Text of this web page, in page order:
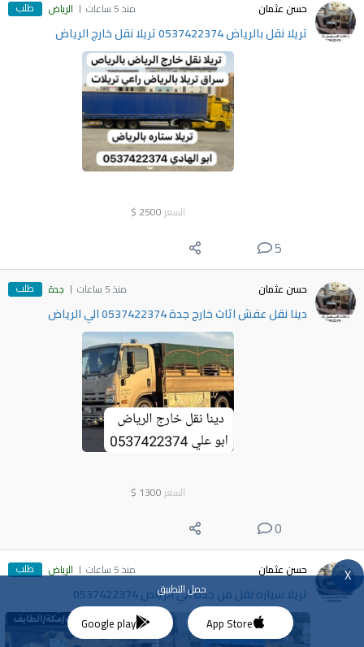
حسن عثمان منذ 5 ساعات الرياض طلب
تريلا نقل بالرياض 0537422374 تريلا نقل خارج الرياض
السعر 2500
$
5
حسن عثمان منذ 5 ساعات جدة طلب
دينا نقل عفش اثاث خارج جدة 0537422374 الي الرياض
السعر 1300
$
0
حسن عثمان منذ 5 ساعات الرياض طلب
تريلا سياره نقل من جدة الي الرياض 0537422374
X
حمل التطبيق
App Store
Google play